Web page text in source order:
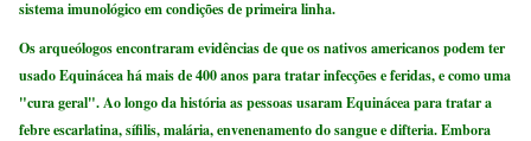
sistema imunológico em condições de primeira linha.
Os arqueólogos encontraram evidências de que os nativos americanos podem ter
usado Equinácea há mais de 400 anos para tratar infecções e feridas, e como uma
"cura geral". Ao longo da história as pessoas usaram Equinácea para tratar a
febre escarlatina, sífilis, malária, envenenamento do sangue e difteria. Embora